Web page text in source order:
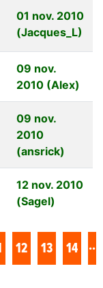
01 nov. 2010
(Jacques_L)
09 nov.
2010 (Alex)
09 nov.
2010
(ansrick)
12 nov. 2010
(Sagel)
12 13 14 ..